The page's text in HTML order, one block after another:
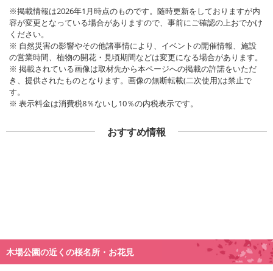
※掲載情報は2026年1月時点のものです。随時更新をしておりますが内
容が変更となっている場合がありますので、事前にご確認の上おでかけ
ください。
※ 自然災害の影響やその他諸事情により、イベントの開催情報、施設
の営業時間、植物の開花・見頃期間などは変更になる場合があります。
※ 掲載されている画像は取材先から本ページへの掲載の許諾をいただ
き、提供されたものとなります。画像の無断転載(二次使用)は禁止で
す。
※ 表示料金は消費税8％ないし10％の内税表示です。
おすすめ情報
木場公園の近くの桜名所・お花見